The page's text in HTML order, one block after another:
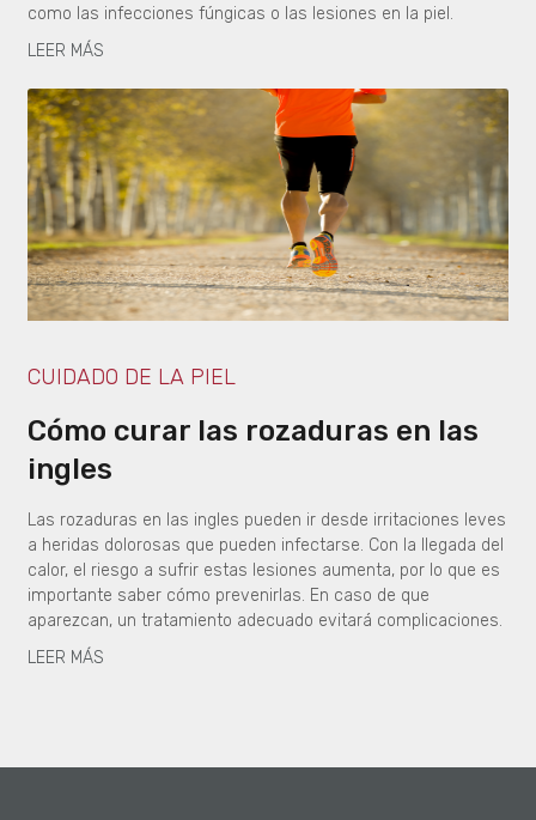
como las infecciones fúngicas o las lesiones en la piel.
LEER MÁS
CUIDADO DE LA PIEL
Cómo curar las rozaduras en las
ingles
Las rozaduras en las ingles pueden ir desde irritaciones leves
a heridas dolorosas que pueden infectarse. Con la llegada del
calor, el riesgo a sufrir estas lesiones aumenta, por lo que es
importante saber cómo prevenirlas. En caso de que
aparezcan, un tratamiento adecuado evitará complicaciones.
LEER MÁS